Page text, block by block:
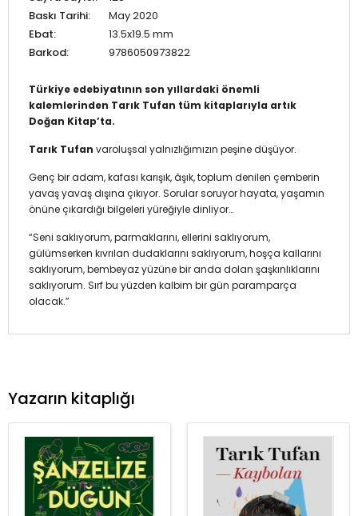
Baskı Tarihi:
May 2020
Ebat:
13.5x19.5 mm
Barkod:
9786050973822
Türkiye edebiyatının son yıllardaki önemli
kalemlerinden Tarık Tufan tüm kitaplarıyla artık
Doğan Kitap’ta.
Tarık Tufan varoluşsal yalnızlığımızın peşine düşüyor.
Genç bir adam, kafası karışık, âşık, toplum denilen çemberin
yavaş yavaş dışına çıkıyor. Sorular soruyor hayata, yaşamın
önüne çıkardığı bilgeleri yüreğiyle dinliyor…
“Seni saklıyorum, parmaklarını, ellerini saklıyorum,
gülümserken kıvrılan dudaklarını saklıyorum, hoşça kallarını
saklıyorum, bembeyaz yüzüne bir anda dolan şaşkınlıklarını
saklıyorum. Sırf bu yüzden kalbim bir gün paramparça
olacak.”
Yazarın kitaplığı